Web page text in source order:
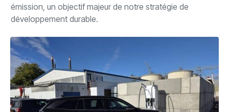
émission, un objectif majeur de notre stratégie de
développement durable.